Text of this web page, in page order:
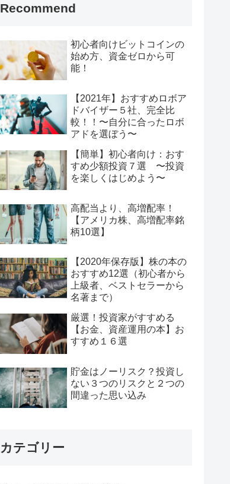
Recommend
初心者向けビットコインの
始め方、資金ゼロから可
能！
【2021年】おすすめロボア
ドバイザー５社、完全比
較！！〜自分に合ったロボ
アドを選ぼう〜
【簡単】初心者向け：おす
すめ少額投資７選 〜投資
を楽しくはじめよう〜
高配当より、高増配率！
【アメリカ株、高増配率銘
柄10選】
【2020年保存版】株の本の
おすすめ12選（初心者から
上級者、ベストセラーから
名著まで）
厳選！投資家がすすめる
【お金、資産運用の本】お
すすめ１６選
貯金はノーリスク？投資し
ない３つのリスクと２つの
間違った思い込み
カテゴリー